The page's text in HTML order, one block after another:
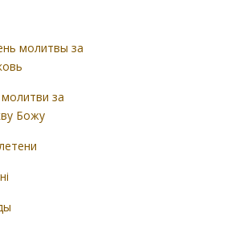
молитвы за
за
Божу